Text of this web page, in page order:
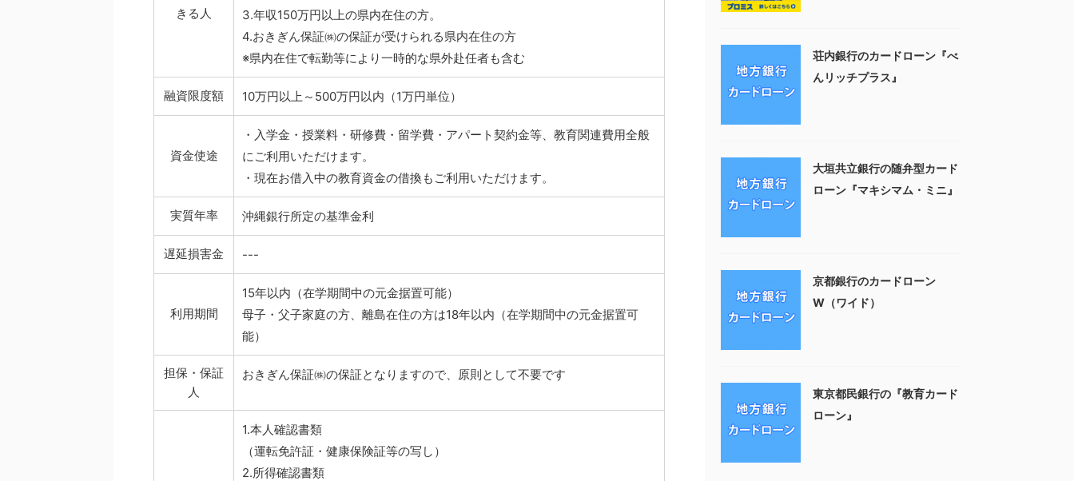
きる人
3.年収150万円以上の県内在住の方。
4.おきぎん保証㈱の保証が受けられる県内在住の方
※県内在住で転勤等により一時的な県外赴任者も含む
融資限度額 10万円以上～500万円以内（1万円単位）
資金使途
・入学金・授業料・研修費・留学費・アパート契約金等、教育関連費用全般
にご利用いただけます。
・現在お借入中の教育資金の借換もご利用いただけます。
実質年率 沖縄銀行所定の基準金利
遅延損害金 ---
利用期間
15年以内（在学期間中の元金据置可能）
母子・父子家庭の方、離島在住の方は18年以内（在学期間中の元金据置可
能）
担保・保証
人
おきぎん保証㈱の保証となりますので、原則として不要です
1.本人確認書類
（運転免許証・健康保険証等の写し）
2.所得確認書類
荘内銀行のカードローン『べ
んリッチプラス』
大垣共立銀行の随弁型カード
ローン『マキシマム・ミニ』
京都銀行のカードローン
W（ワイド）
東京都民銀行の『教育カード
ローン』